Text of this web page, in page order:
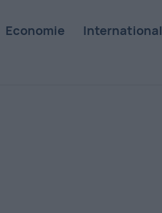
Economie International